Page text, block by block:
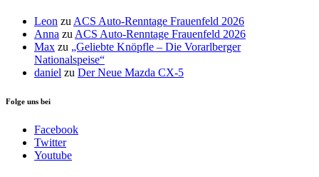
Leon zu ACS Auto-Renntage Frauenfeld 2026
Anna zu ACS Auto-Renntage Frauenfeld 2026
Max zu „Geliebte Knöpfle – Die Vorarlberger
Nationalspeise“
daniel zu Der Neue Mazda CX-5
Folge uns bei
Facebook
Twitter
Youtube